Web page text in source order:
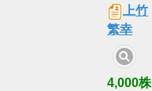
上竹
繁幸
4,000株